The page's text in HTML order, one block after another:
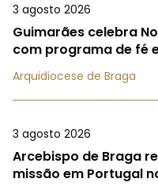
3 agosto 2026
Guimarães celebra
com programa de fé
Arquidiocese de Braga
3 agosto 2026
Arcebispo de Braga
missão em Portugal